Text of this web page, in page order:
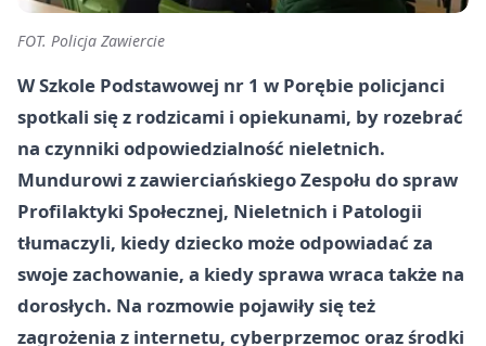
FOT. Policja Zawiercie
W Szkole Podstawowej nr 1 w Porębie policjanci
spotkali się z rodzicami i opiekunami, by rozebrać
na czynniki odpowiedzialność nieletnich.
Mundurowi z zawierciańskiego Zespołu do spraw
Profilaktyki Społecznej, Nieletnich i Patologii
tłumaczyli, kiedy dziecko może odpowiadać za
swoje zachowanie, a kiedy sprawa wraca także na
dorosłych. Na rozmowie pojawiły się też
zagrożenia z internetu, cyberprzemoc oraz środki